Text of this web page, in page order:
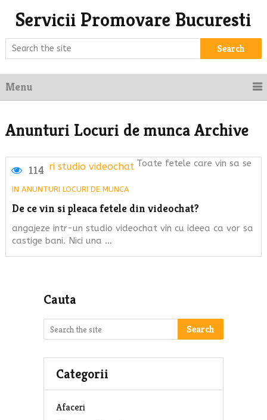
Servicii Promovare Bucuresti
Search
Menu
Anunturi Locuri de munca Archive
114
IN ANUNTURI LOCURI DE MUNCA
De ce vin si pleaca fetele din videochat?
Toate fetele care vin sa se
angajeze intr-un studio videochat vin cu ideea ca vor sa
castige bani. Nici una …
Cauta
Search
Categorii
Afaceri